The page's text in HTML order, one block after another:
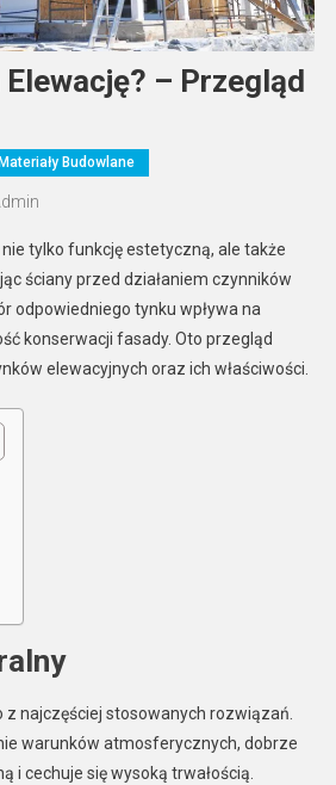
– Przegląd
Materiały Budowlane
nie tylko funkcję estetyczną, ale także
ściany przed działaniem czynników
odpowiedniego tynku wpływa na
konserwacji fasady. Oto przegląd
elewacyjnych oraz ich właściwości.
najczęściej stosowanych rozwiązań.
warunków atmosferycznych, dobrze
i cechuje się wysoką trwałością.